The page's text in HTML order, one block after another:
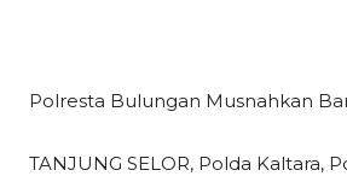
Polresta Bulungan Musnahkan
TANJUNG SELOR, Polda Kaltara,